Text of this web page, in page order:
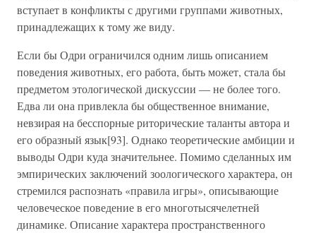
вступает в конфликты с другими группами животных,
принадлежащих к тому же виду.
Если бы Одри ограничился одним лишь описанием
поведения животных, его работа, быть может, стала бы
предметом этологической дискуссии — не более того.
Едва ли она привлекла бы общественное внимание,
невзирая на бесспорные риторические таланты автора и
его образный язык[93]. Однако теоретические амбиции и
выводы Одри куда значительнее. Помимо сделанных им
эмпирических заключений зоологического характера, он
стремился распознать «правила игры», описывающие
человеческое поведение в его многотысячелетней
динамике. Описание характера пространственного